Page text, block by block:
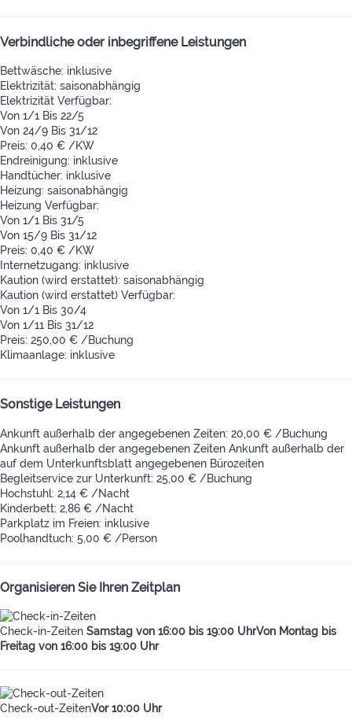
Verbindliche oder inbegriffene Leistungen
Bettwäsche: inklusive
Elektrizität: saisonabhängig
Elektrizität Verfügbar:
Von 1/1 Bis 22/5
Von 24/9 Bis 31/12
Preis: 0,40 € /KW
Endreinigung: inklusive
Handtücher: inklusive
Heizung: saisonabhängig
Heizung Verfügbar:
Von 1/1 Bis 31/5
Von 15/9 Bis 31/12
Preis: 0,40 € /KW
Internetzugang: inklusive
Kaution (wird erstattet): saisonabhängig
Kaution (wird erstattet) Verfügbar:
Von 1/1 Bis 30/4
Von 1/11 Bis 31/12
Preis: 250,00 € /Buchung
Klimaanlage: inklusive
Sonstige Leistungen
Ankunft außerhalb der angegebenen Zeiten: 20,00 € /Buchung
Ankunft außerhalb der angegebenen Zeiten Ankunft außerhalb der
auf dem Unterkunftsblatt angegebenen Bürozeiten
Begleitservice zur Unterkunft: 25,00 € /Buchung
Hochstuhl: 2,14 € /Nacht
Kinderbett: 2,86 € /Nacht
Parkplatz im Freien: inklusive
Poolhandtuch: 5,00 € /Person
Organisieren Sie Ihren Zeitplan
Check-in-Zeiten Samstag von 16:00 bis 19:00 UhrVon Montag bis
Freitag von 16:00 bis 19:00 Uhr
Check-out-ZeitenVor 10:00 Uhr